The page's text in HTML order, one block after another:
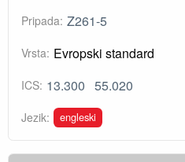
Pripada: Z261-5
Vrsta: Evropski standard
ICS: 13.300 55.020
Jezik: engleski